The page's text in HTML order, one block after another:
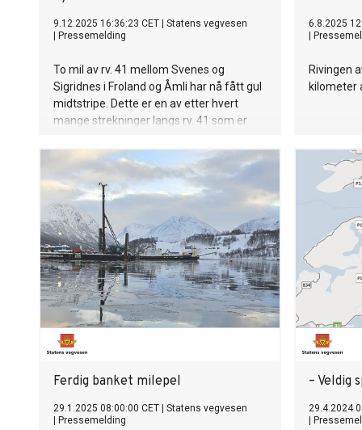
9.12.2025 16:36:23 CET
Statens vegvesen
Pressemelding
To mil av rv. 41 mellom Svenes og
Sigridnes i Froland og Åmli har nå fått gul
midtstripe. Dette er en av etter hvert
mange strekninger langs rv. 41 som er
6.8.2025
Rivingen
kilometer
Ferdig banket milepel
29.1.2025 08:00:00 CET
Statens vegvesen
Pressemelding
– Veldig
29.4.2024